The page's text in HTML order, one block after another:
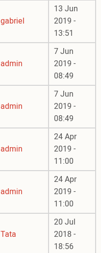
gabriel
13 Jun
2019 -
13:51
admin
7 Jun
2019 -
08:49
admin
7 Jun
2019 -
08:49
admin
24 Apr
2019 -
11:00
admin
24 Apr
2019 -
11:00
Tata
20 Jul
2018 -
18:56